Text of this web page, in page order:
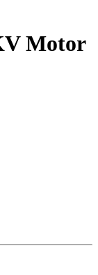
Motor